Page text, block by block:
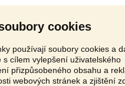
cookies
používají soubory cookies a
s cílem vylepšení uživatelského
přizpůsobeného obsahu a
webových stránek a zjištění
za 24 hodin:3631
,Rakousko